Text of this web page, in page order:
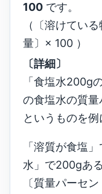
100 です。
（〔溶けてい
量〕× 100 ）
〔詳細〕
「食塩水200g
の食塩水の質量
というものを例
「溶質が食塩
水」で200gあ
〔質量パーセ